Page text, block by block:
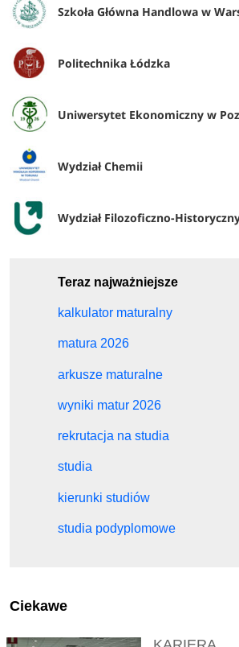
Szkoła Główna Handlowa w
Politechnika Łódzka
Uniwersytet Ekonomiczny w
Wydział Chemii
Wydział Filozoficzno-
Teraz najważniejsze
kalkulator maturalny
matura 2026
arkusze maturalne
wyniki matur 2026
rekrutacja na studia
studia
kierunki studiów
studia podyplomowe
Ciekawe